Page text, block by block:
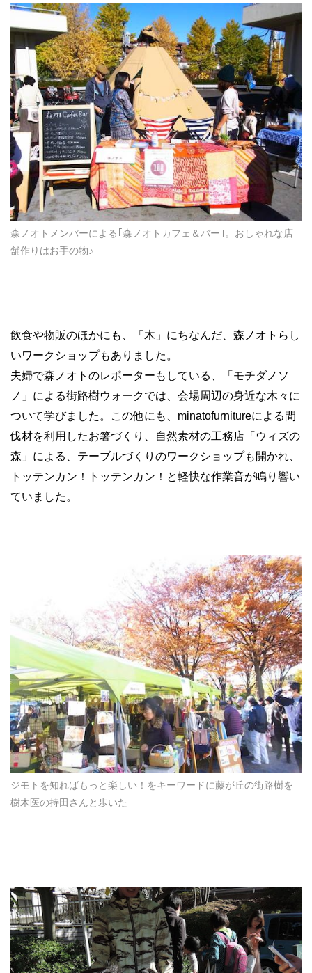
森ノオトメンバーによる｢森ノオトカフェ＆バー｣。おしゃれな店
舗作りはお手の物♪
飲食や物販のほかにも、「木」にちなんだ、森ノオトらし
いワークショップもありました。
夫婦で森ノオトのレポーターもしている、「モチダノソ
ノ」による街路樹ウォークでは、会場周辺の身近な木々に
ついて学びました。この他にも、minatofurnitureによる間
伐材を利用したお箸づくり、自然素材の工務店「ウィズの
森」による、テーブルづくりのワークショップも開かれ、
トッテンカン！トッテンカン！と軽快な作業音が鳴り響い
ていました。
ジモトを知ればもっと楽しい！をキーワードに藤が丘の街路樹を
樹木医の持田さんと歩いた